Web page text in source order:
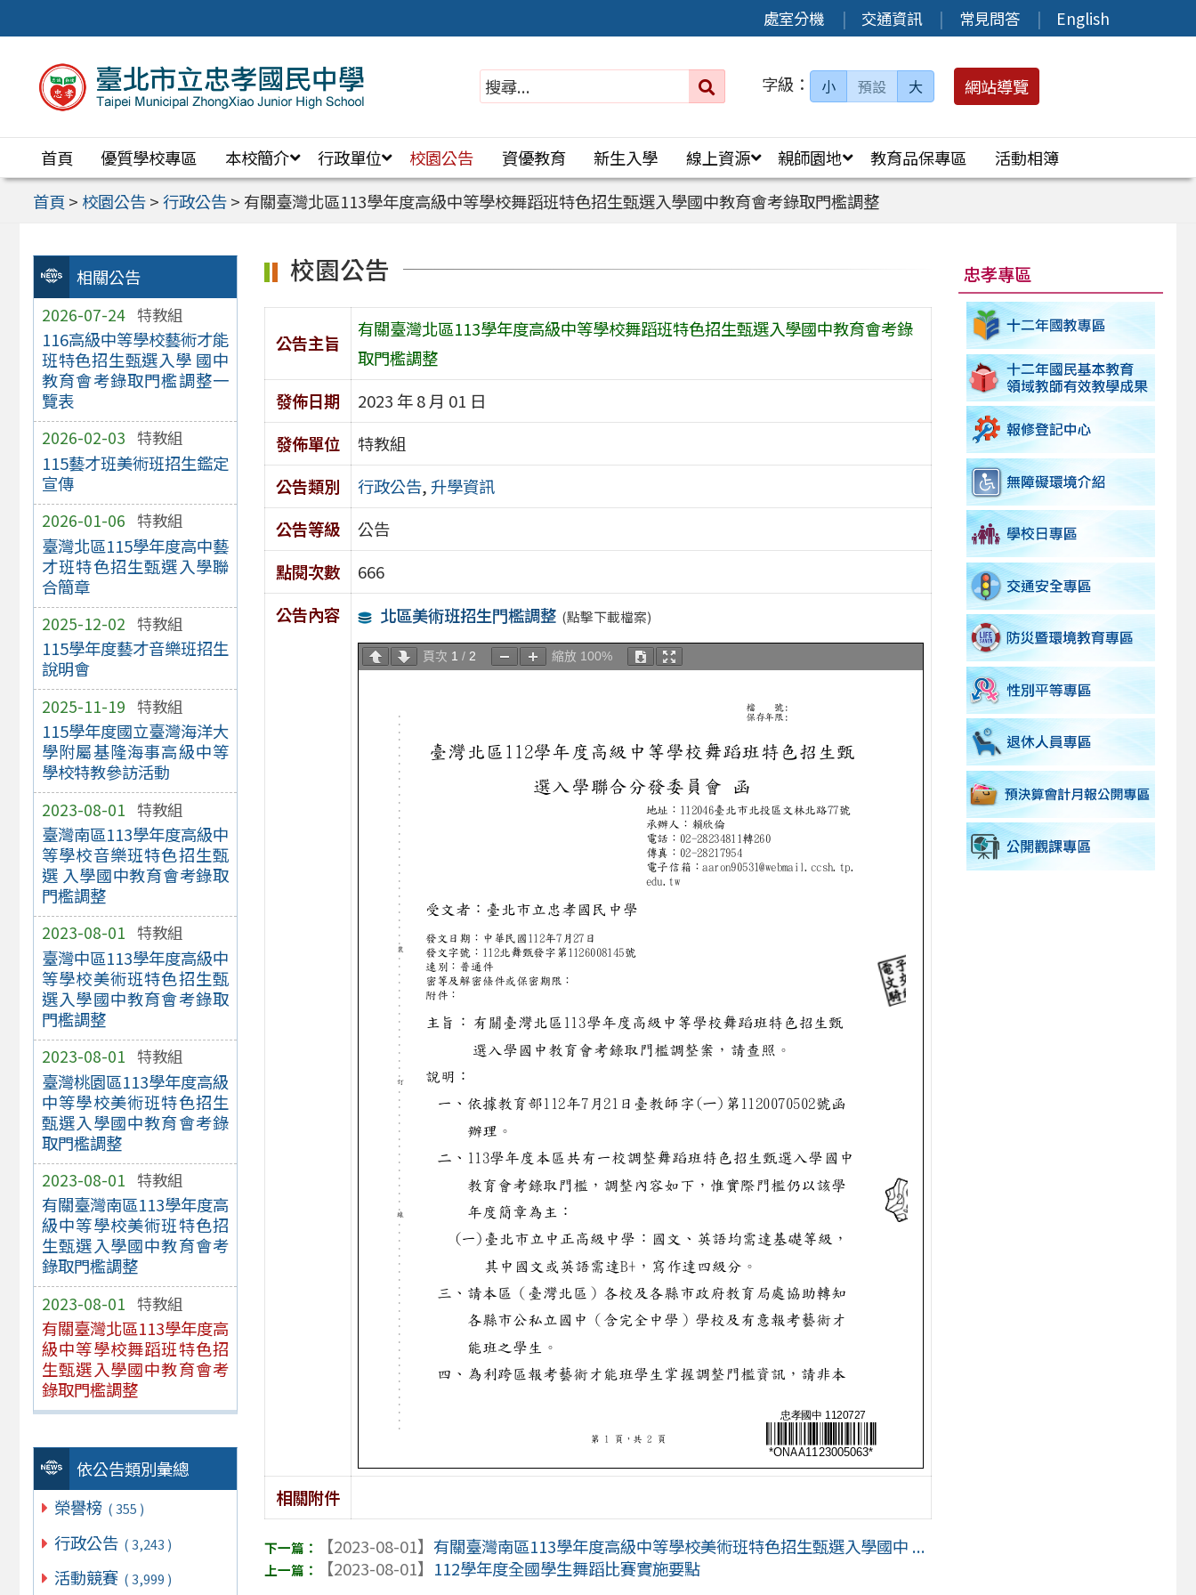
至
區
處室分機 交通資訊 常見問答 English
搜
字級： 小 預設 大 網站導覽
首頁 優質學校專區 本校簡介 行政單位 校園公告 資優教育 新生入學 線上資源 親師園地 教育品保專區
活動相簿
首頁 > 校園公告> 行政公告> 有關臺灣北區113學年度高級中等學校舞蹈班特色招生甄選入學國中教育會考錄取門檻調整
相關公告
2026-07-24 特教組
116高級中等學校藝術才能
班特色招生甄選入學 國中
教育會考錄取門檻調整一
覽表
2026-02-03 特教組
115藝才班美術班招生鑑定
宣傳
2026-01-06 特教組
臺灣北區115學年度高中藝
才班特色招生甄選入學聯
合簡章
2025-12-02 特教組
115學年度藝才音樂班招生
說明會
2025-11-19 特教組
115學年度國立臺灣海洋大
學附屬基隆海事高級中等
學校特教參訪活動
2023-08-01 特教組
臺灣南區113學年度高級中
等學校音樂班特色招生甄
選 入學國中教育會考錄取
門檻調整
2023-08-01 特教組
臺灣中區113學年度高級中
等學校美術班特色招生甄
選入學國中教育會考錄取
門檻調整
2023-08-01 特教組
臺灣桃園區113學年度高級
中等學校美術班特色招生
甄選入學國中教育會考錄
取門檻調整
2023-08-01 特教組
有關臺灣南區113學年度高
級中等學校美術班特色招
生甄選入學國中教育會考
錄取門檻調整
2023-08-01 特教組
有關臺灣北區113學年度高
級中等學校舞蹈班特色招
生甄選入學國中教育會考
錄取門檻調整
依公告類別彙總
榮譽榜 ( 355 )
行政公告 ( 3,243 )
活動競賽 ( 3,999 )
校園公告
公告主旨
有關臺灣北區113學年度高級中等學校舞蹈班特色招生甄選入學國中教育會考錄
取門檻調整
發佈日期
2023 年 8 月 01 日
發佈單位
特教組
公告類別
行政公告,升學資訊
公告等級
公告
點閱次數
666
公告內容
北區美術班招生門檻調整 (點擊下載檔案)
頁次 1 / 2 縮放 100%
相關附件
【2023-08-01】 有關臺灣南區113學年度高級中等學校美術班特色招生甄選入學國中 ...
【2023-08-01】 112學年度全國學生舞蹈比賽實施要點
忠孝專區